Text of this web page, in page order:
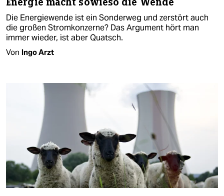
Die Energiewende ist ein Sonderweg und zerstört auch
die großen Stromkonzerne? Das Argument hört man
immer wieder, ist aber Quatsch.
Von Ingo Arzt